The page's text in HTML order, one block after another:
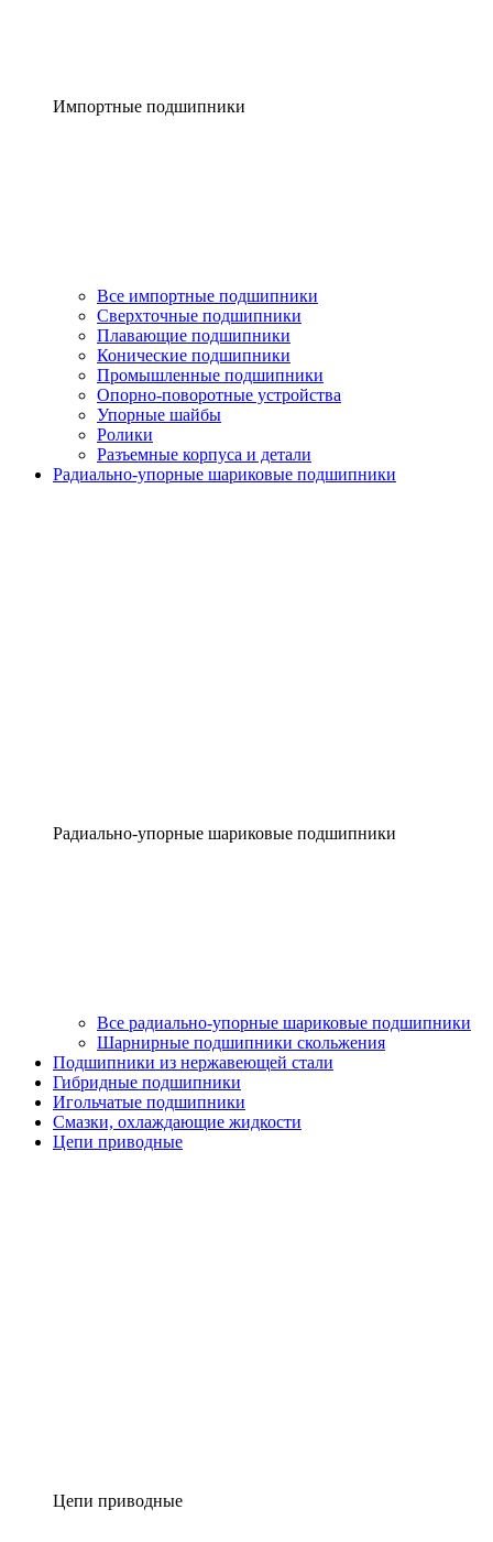
Импортные подшипники
Все импортные подшипники
Сверхточные подшипники
Плавающие подшипники
Конические подшипники
Промышленные подшипники
Опорно-поворотные устройства
Упорные шайбы
Ролики
Разъемные корпуса и детали
Радиально-упорные шариковые подшипники
Радиально-упорные шариковые подшипники
Все радиально-упорные шариковые подшипники
Шарнирные подшипники скольжения
Подшипники из нержавеющей стали
Гибридные подшипники
Игольчатые подшипники
Смазки, охлаждающие жидкости
Цепи приводные
Цепи приводные